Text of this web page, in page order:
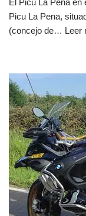
El Picu La Pena en
Picu La Pena,
(concejo de… Leer